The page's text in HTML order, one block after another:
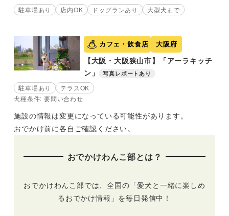
駐車場あり 店内OK ドッグランあり 大型犬まで
カフェ・飲食店 大阪府
【大阪・大阪狭山市】「アーラキッチ
ン」
写真レポートあり
駐車場あり
テラスOK
犬種条件: 要問い合わせ
施設の情報は変更になっている可能性があります。
おでかけ前に各自ご確認ください。
おでかけわんこ部とは？
おでかけわんこ部では、全国の「愛犬と一緒に楽しめ
るおでかけ情報」を毎日発信中！